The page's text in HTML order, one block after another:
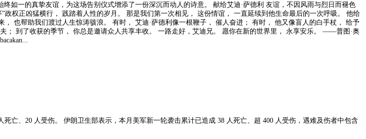
仪式增添了一份深沉而动人的诗意。 献给艾迪·萨德利 友谊，不因风雨与烈日而褪色
政权正凶猛横行， 践踏着人性的岁月。 那是我们第一次相见， 这份情谊， 一直延续到他生命最后的一次呼吸。 他给
也帮助我们渡过人生惊涛骇浪。 有时， 艾迪·萨德利像一根鞭子， 催人奋进； 有时， 他又像盲人的白手杖， 给予
； 到了收获的季节， 你总是邀请众人共享丰收。 一路走好，艾迪兄。 愿你在新的世界里， 永享安乐。 ——普图·奥
超 400 人受伤，遇难及伤者中包含